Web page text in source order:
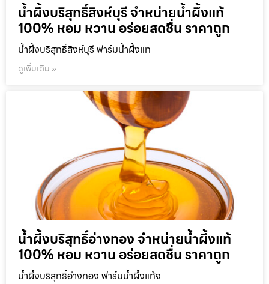
น้ำผึ้งบริสุทธิ์สิงห์บุรี จำหน่ายน้ำผึ้งแท้
100% หอม หวาน อร่อยสดชื่น ราคาถูก
น้ำผึ้งบริสุทธิ์สิงห์บุรี ฟาร์มน้ำผึ้งแท
ดูเพิ่มเติม »
น้ำผึ้งบริสุทธิ์อ่างทอง จำหน่ายน้ำผึ้งแท้
100% หอม หวาน อร่อยสดชื่น ราคาถูก
น้ำผึ้งบริสุทธิ์อ่างทอง ฟาร์มน้ำผึ้งแท้จ